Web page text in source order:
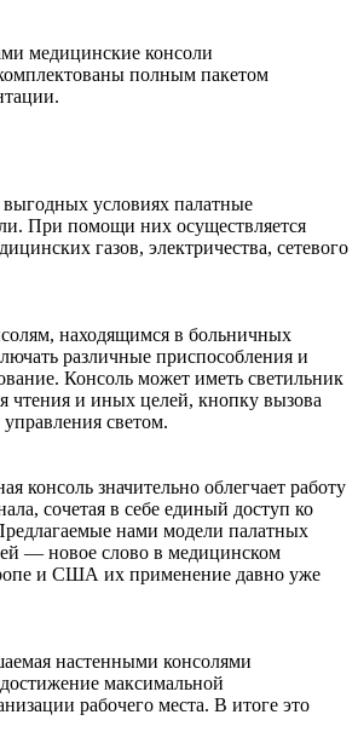
медицинские консоли
полным пакетом
выгодных условиях палатные
При помощи них осуществляется
газов, электричества, сетевого
находящимся в больничных
различные приспособления и
Консоль может иметь светильник
чтения и иных целей, кнопку вызова
светом.
консоль значительно облегчает работу
сочетая в себе единый доступ ко
нами модели палатных
— новое слово в медицинском
и США их применение давно уже
настенными консолями
максимальной
рабочего места. В итоге это